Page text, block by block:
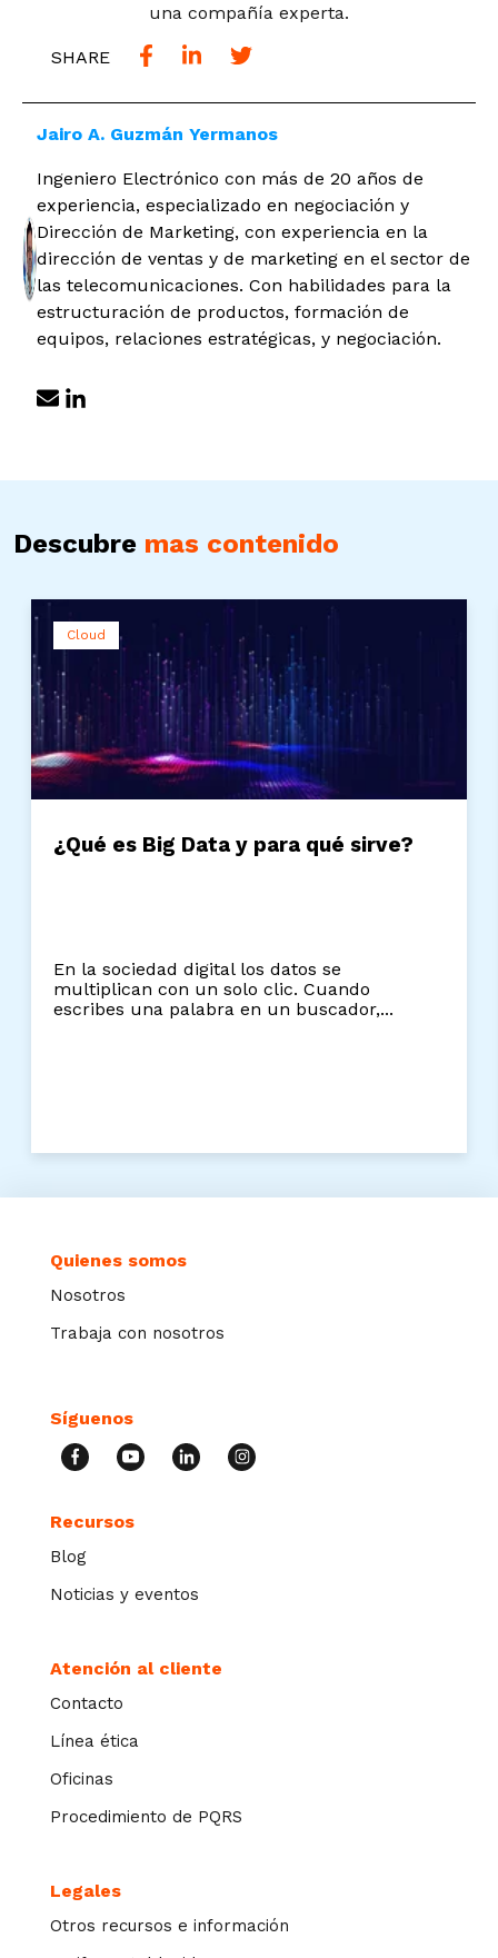
una compañía experta.
SHARE
Jairo A. Guzmán Yermanos
Ingeniero Electrónico con más de 20 años de
experiencia, especializado en negociación y
Dirección de Marketing, con experiencia en la
dirección de ventas y de marketing en el sector de
las telecomunicaciones. Con habilidades para la
estructuración de productos, formación de
equipos, relaciones estratégicas, y negociación.
Descubre mas contenido
Cloud
¿Qué es Big Data y para qué sirve?
En la sociedad digital los datos se
multiplican con un solo clic. Cuando
escribes una palabra en un buscador,...
Quienes somos
Nosotros
Trabaja con nosotros
Síguenos
Recursos
Blog
Noticias y eventos
Atención al cliente
Contacto
Línea ética
Oficinas
Procedimiento de PQRS
Legales
Otros recursos e información